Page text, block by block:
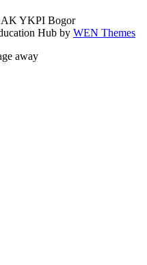
AK YKPI Bogor
Hub by WEN Themes
away